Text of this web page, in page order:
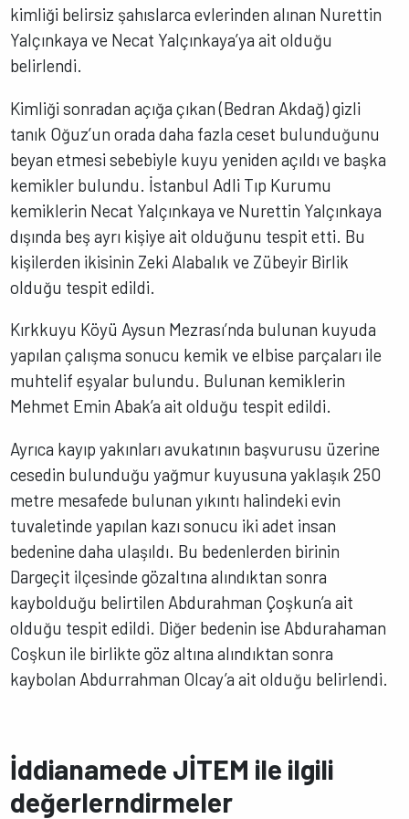
kimliği belirsiz şahıslarca evlerinden alınan Nurettin
Yalçınkaya ve Necat Yalçınkaya’ya ait olduğu
belirlendi.
Kimliği sonradan açığa çıkan (Bedran Akdağ) gizli
tanık Oğuz’un orada daha fazla ceset bulunduğunu
beyan etmesi sebebiyle kuyu yeniden açıldı ve başka
kemikler bulundu. İstanbul Adli Tıp Kurumu
kemiklerin Necat Yalçınkaya ve Nurettin Yalçınkaya
dışında beş ayrı kişiye ait olduğunu tespit etti. Bu
kişilerden ikisinin Zeki Alabalık ve Zübeyir Birlik
olduğu tespit edildi.
Kırkkuyu Köyü Aysun Mezrası’nda bulunan kuyuda
yapılan çalışma sonucu kemik ve elbise parçaları ile
muhtelif eşyalar bulundu. Bulunan kemiklerin
Mehmet Emin Abak’a ait olduğu tespit edildi.
Ayrıca kayıp yakınları avukatının başvurusu üzerine
cesedin bulunduğu yağmur kuyusuna yaklaşık 250
metre mesafede bulunan yıkıntı halindeki evin
tuvaletinde yapılan kazı sonucu iki adet insan
bedenine daha ulaşıldı. Bu bedenlerden birinin
Dargeçit ilçesinde gözaltına alındıktan sonra
kaybolduğu belirtilen Abdurahman Çoşkun’a ait
olduğu tespit edildi. Diğer bedenin ise Abdurahaman
Coşkun ile birlikte göz altına alındıktan sonra
kaybolan Abdurrahman Olcay’a ait olduğu belirlendi.
İddianamede JİTEM ile ilgili
değerlerndirmeler